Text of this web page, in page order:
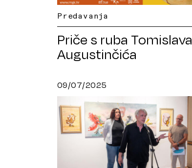
Predavanja
Priče s ruba Tomislava
Augustinčića
09/07/2025